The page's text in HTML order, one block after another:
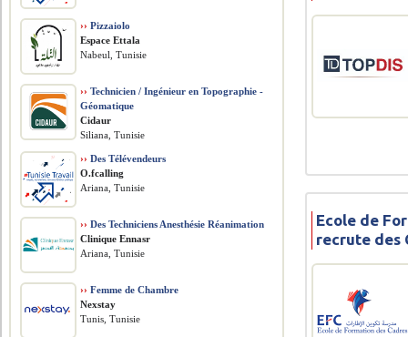
Ecole de
recrute des
›› Pizzaiolo
Espace Ettala
Nabeul, Tunisie
›› Technicien / Ingénieur en Topographie -
Géomatique
Cidaur
Siliana, Tunisie
›› Des Télévendeurs
O.fcalling
Ariana, Tunisie
›› Des Techniciens Anesthésie Réanimation
Clinique Ennasr
Ariana, Tunisie
›› Femme de Chambre
Nexstay
Tunis, Tunisie